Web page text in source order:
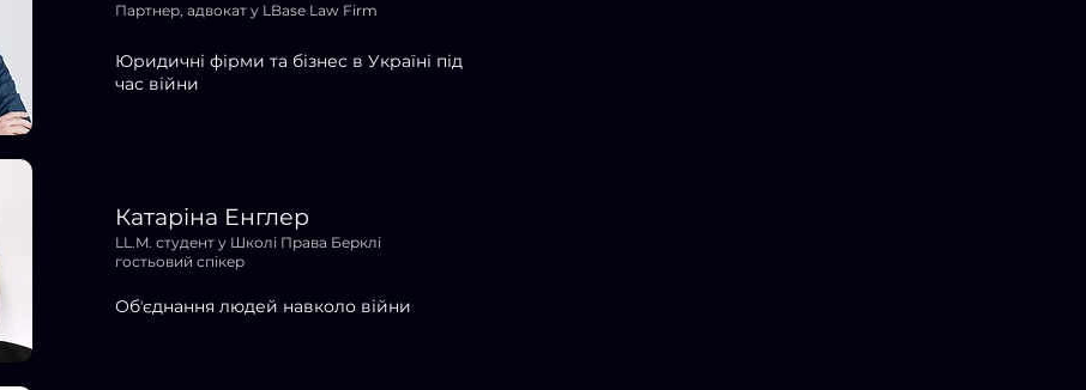
Партнер, адвокат у LBase Law Firm
Юридичні фірми та бізнес в Україні під
час війни
Катаріна Енглер
LL.M. студент у Школі Права Берклі
гостьовий спікер
Обʼєднання людей навколо війни